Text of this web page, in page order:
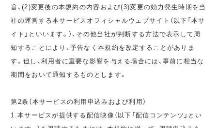
旨、(2)変更後の本規約の内容および(3)変更の効力発生時期を当
社の運営する本サービスオフィシャルウェブサイト（以下「本サ
イト」といいます。）、その他当社が判断する方法で表示して周
知することにより、予告なく本規約を改定することがありま
す。但し、利用者に重要な影響を与える場合には、事前に相当な
期間をおいて通知するものとします。
第2条（本サービスの利用申込みおよび利用）
1.本サービスが提供する配信映像（以下「配信コンテンツ」とい